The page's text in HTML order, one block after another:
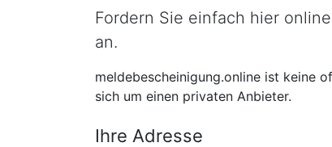
Fordern Sie einfach hier
an.
meldebescheinigung.online ist keine
sich um einen privaten Anbieter.
Ihre Adresse